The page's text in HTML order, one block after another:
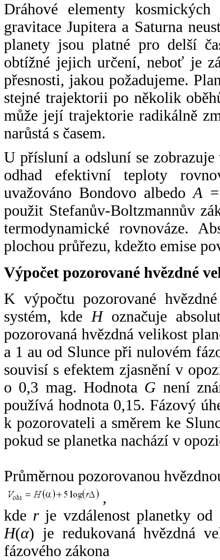
Dráhové elementy
gravitace Jupitera a Saturna
planety jsou platné pro delší
obtížné jejich určení, neboť je
přesnosti, jakou požadujeme.
stejné trajektorii po několik
může její trajektorie radikálně
narůstá s časem.
U přísluní a odsluní se
odhad efektivní teploty
uvažováno Bondovo albedoA
použit Stefanův-Boltzmannův
termodynamické rovnováze.
plochou průřezu, kdežto emise
Výpočet pozorované hvězdné
K výpočtu pozorované
systém, kde Hoznačuje
pozorovaná hvězdná velikost
a 1 au od Slunce při nulovém
souvisí s efektem zjasnění v
o 0,3 mag. Hodnota G není
používá hodnota 0,15. Fázový
k pozorovateli a směrem ke
pokud se planetka nachází v
Průměrnou pozorovanou
,
kde rje vzdálenost planetky od
H(α) je redukovaná hvězdná
fázového zákona